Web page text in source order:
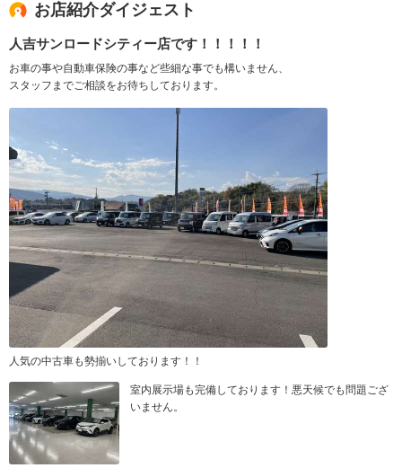
お店紹介ダイジェスト
人吉サンロードシティー店です！！！！！
お車の事や自動車保険の事など些細な事でも構いません、
スタッフまでご相談をお待ちしております。
人気の中古車も勢揃いしております！！
室内展示場も完備しております！悪天候でも問題ござ
いません。